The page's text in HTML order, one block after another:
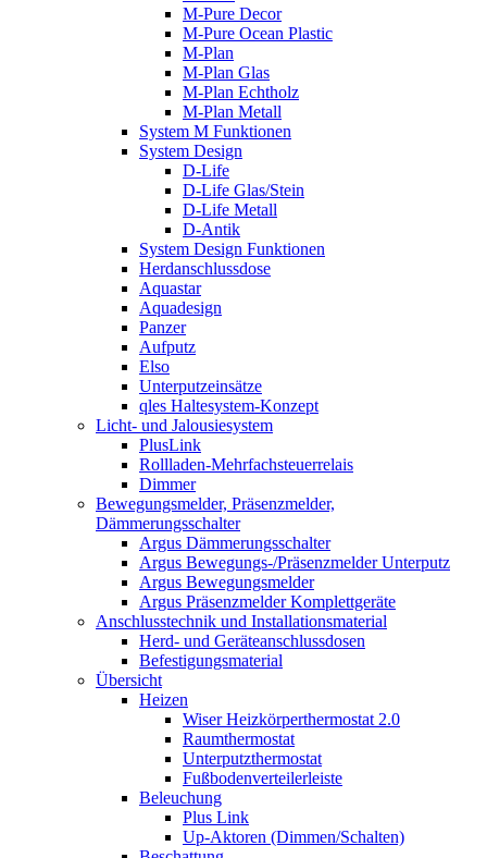
M-Pure Decor
M-Pure Ocean Plastic
M-Plan
M-Plan Glas
M-Plan Echtholz
M-Plan Metall
System M Funktionen
System Design
D-Life
D-Life Glas/Stein
D-Life Metall
D-Antik
System Design Funktionen
Herdanschlussdose
Aquastar
Aquadesign
Panzer
Aufputz
Elso
Unterputzeinsätze
qles Haltesystem-Konzept
Licht- und Jalousiesystem
PlusLink
Rollladen-Mehrfachsteuerrelais
Dimmer
Bewegungsmelder, Präsenzmelder,
Dämmerungsschalter
Argus Dämmerungsschalter
Argus Bewegungs-/Präsenzmelder Unterputz
Argus Bewegungsmelder
Argus Präsenzmelder Komplettgeräte
Anschlusstechnik und Installationsmaterial
Herd- und Geräteanschlussdosen
Befestigungsmaterial
Übersicht
Heizen
Wiser Heizkörperthermostat 2.0
Raumthermostat
Unterputzthermostat
Fußbodenverteilerleiste
Beleuchung
Plus Link
Up-Aktoren (Dimmen/Schalten)